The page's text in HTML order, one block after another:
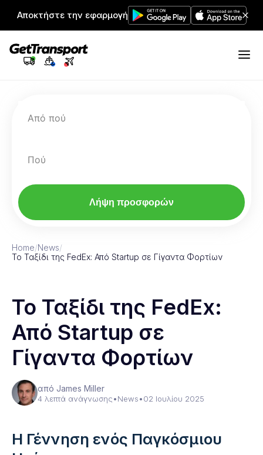
Αποκτήστε την εφαρμογή
Από πού
Πού
Λήψη προσφορών
Home/News/
Το Ταξίδι της FedEx: Από Startup σε Γίγαντα Φορτίων
Το Ταξίδι της FedEx:
Από Startup σε
Γίγαντα Φορτίων
από James Miller
4 λεπτά ανάγνωσης•News•02 Ιουλίου 2025
Η Γέννηση ενός Παγκόσμιου